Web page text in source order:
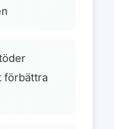
förbättra